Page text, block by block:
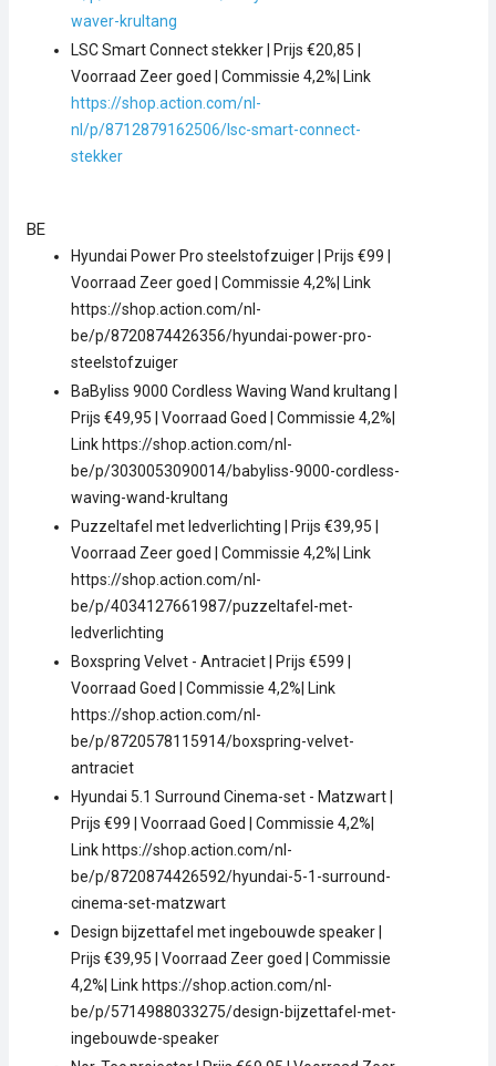
waver-krultang
LSC Smart Connect stekker | Prijs €20,85 |
Voorraad Zeer goed | Commissie 4,2%| Link
https://shop.action.com/nl-
nl/p/8712879162506/lsc-smart-connect-
stekker
BE
Hyundai Power Pro steelstofzuiger | Prijs €99 |
Voorraad Zeer goed | Commissie 4,2%| Link
https://shop.action.com/nl-
be/p/8720874426356/hyundai-power-pro-
steelstofzuiger
BaByliss 9000 Cordless Waving Wand krultang |
Prijs €49,95 | Voorraad Goed | Commissie 4,2%|
Link https://shop.action.com/nl-
be/p/3030053090014/babyliss-9000-cordless-
waving-wand-krultang
Puzzeltafel met ledverlichting | Prijs €39,95 |
Voorraad Zeer goed | Commissie 4,2%| Link
https://shop.action.com/nl-
be/p/4034127661987/puzzeltafel-met-
ledverlichting
Boxspring Velvet - Antraciet | Prijs €599 |
Voorraad Goed | Commissie 4,2%| Link
https://shop.action.com/nl-
be/p/8720578115914/boxspring-velvet-
antraciet
Hyundai 5.1 Surround Cinema-set - Matzwart |
Prijs €99 | Voorraad Goed | Commissie 4,2%|
Link https://shop.action.com/nl-
be/p/8720874426592/hyundai-5-1-surround-
cinema-set-matzwart
Design bijzettafel met ingebouwde speaker |
Prijs €39,95 | Voorraad Zeer goed | Commissie
4,2%| Link https://shop.action.com/nl-
be/p/5714988033275/design-bijzettafel-met-
ingebouwde-speaker